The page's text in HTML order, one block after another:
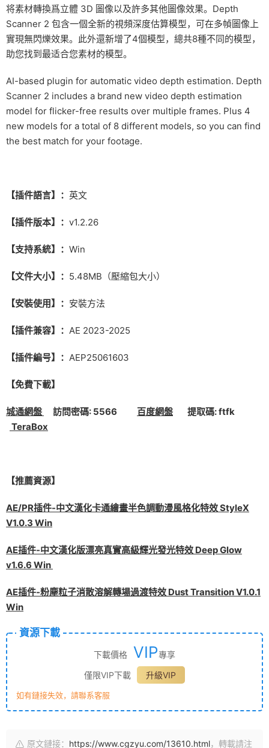
将素材轉換爲立體 3D 圖像以及許多其他圖像效果。Depth
Scanner 2 包含一個全新的視頻深度估算模型，可在多幀圖像上
實現無閃爍效果。此外還新增了4個模型，總共8種不同的模型，
助您找到最适合您素材的模型。
AI-based plugin for automatic video depth estimation. Depth
Scanner 2 includes a brand new video depth estimation
model for flicker-free results over multiple frames. Plus 4
new models for a total of 8 different models, so you can find
the best match for your footage.
【插件語言】： 英文
【插件版本】： v1.2.26
【支持系統】： Win
【文件大小】： 5.48MB（壓縮包大小）
【安裝使用】： 安裝方法
【插件兼容】： AE 2023-2025
【插件編号】： AEP25061603
【免費下載】
城通網盤 訪問密碼: 5566 百度網盤 提取碼: ftfk
TeraBox
【推薦資源】
AE/PR插件-中文漢化卡通繪畫半色調動漫風格化特效 StyleX
V1.0.3 Win
AE插件-中文漢化版漂亮真實高級輝光發光特效 Deep Glow
v1.6.6 Win
AE插件-粉塵粒子消散溶解轉場過渡特效 Dust Transition V1.0.1
Win
資源下載
下載價格 VIP專享
僅限VIP下載
升級VIP
如有鏈接失效，請聯系客服
原文鏈接： https://www.cgzyu.com/13610.html，轉載請注